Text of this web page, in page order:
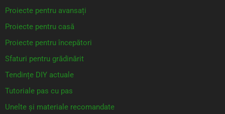
Proiecte pentru avansați
Proiecte pentru casă
Proiecte pentru începători
Sfaturi pentru grădinărit
Tendințe DIY actuale
Tutoriale pas cu pas
Unelte și materiale recomandate